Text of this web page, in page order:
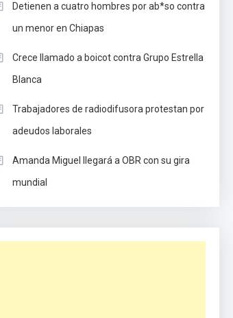
Detienen a cuatro hombres por ab*so contra
un menor en Chiapas
Crece llamado a boicot contra Grupo Estrella
Blanca
Trabajadores de radiodifusora protestan por
adeudos laborales
Amanda Miguel llegará a OBR con su gira
mundial